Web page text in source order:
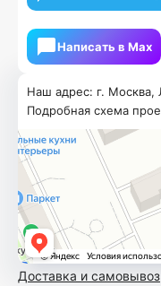
Доставка и самовывоз
Наш адрес: г. Москва,
Подробная схема
Написать в Мах